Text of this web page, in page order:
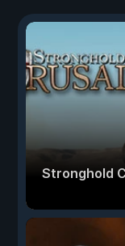
Stronghold